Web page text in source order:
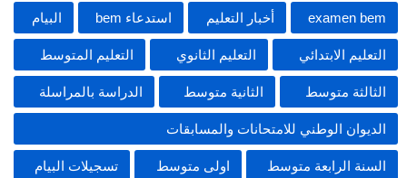
examen bem أخبار التعليم استدعاء bem البيام
التعليم الابتدائي التعليم الثانوي التعليم المتوسط
الثالثة متوسط الثانية متوسط الدراسة بالمراسلة
الديوان الوطني للامتحانات والمسابقات
السنة الرابعة متوسط اولى متوسط تسجيلات البيام